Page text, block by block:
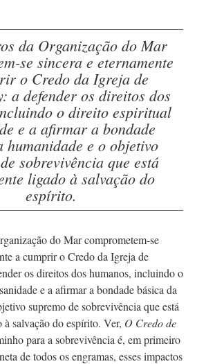
da Organização do Mar
se sincera e eternamente
o Credo da Igreja de
a defender os direitos dos
o direito espiritual
e a afirmar a bondade
humanidade e o objetivo
sobrevivência que está
ligado à salvação do
espírito.
do Marcomprometem-se
a cumprir o Credo da Igreja de
os direitos dos humanos, incluindo o
e a afirmar a bondade básica da
supremo de sobrevivência que está
salvação do espírito. Ver, O Credo de
para a sobrevivência é, em primeiro
de todos os engramas, esses impactos